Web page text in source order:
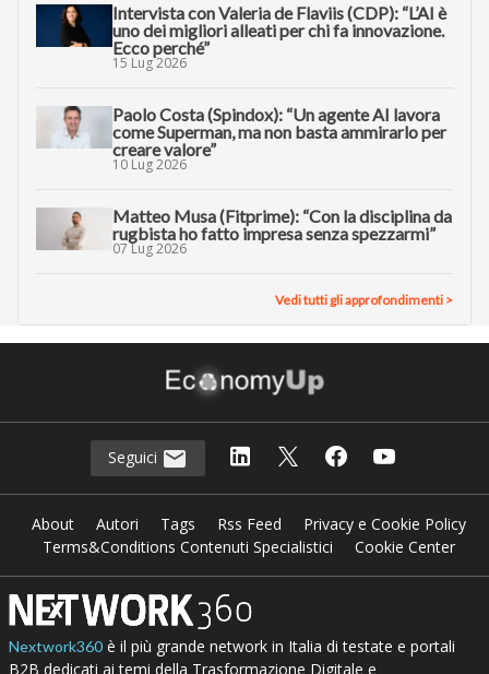
Intervista con Valeria de Flaviis (CDP): “L’AI è
uno dei migliori alleati per chi fa innovazione.
Ecco perché”
15 Lug 2026
Paolo Costa (Spindox): “Un agente AI lavora
come Superman, ma non basta ammirarlo per
creare valore”
10 Lug 2026
Matteo Musa (Fitprime): “Con la disciplina da
rugbista ho fatto impresa senza spezzarmi”
07 Lug 2026
Vedi tutti gli approfondimenti >
Seguici
About Autori Tags Rss Feed
Privacy e Cookie Policy
Terms&Conditions Contenuti Specialistici
Cookie Center
Nextwork360è il più grande network in Italia di testate e portali
B2B dedicati ai temi della Trasformazione Digitale e